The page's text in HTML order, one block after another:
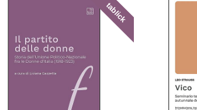
tablick